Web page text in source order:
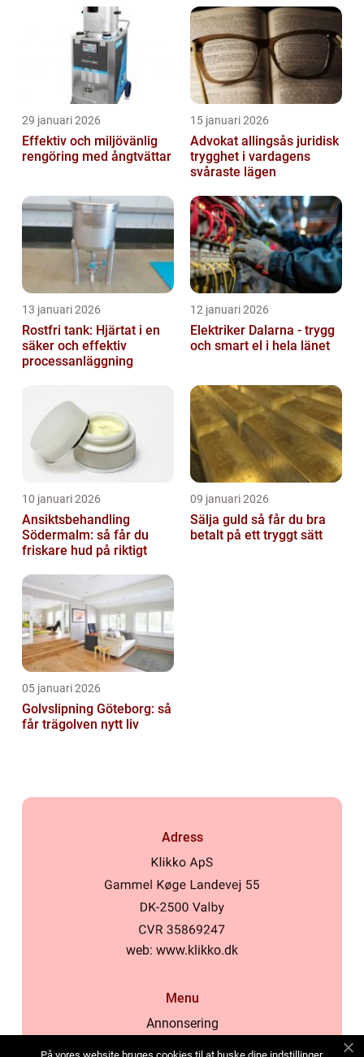
29 januari 2026
Effektiv och miljövänlig
rengöring med ångtvättar
15 januari 2026
Advokat allingsås juridisk
trygghet i vardagens
svåraste lägen
13 januari 2026
Rostfri tank: Hjärtat i en
säker och effektiv
processanläggning
12 januari 2026
Elektriker Dalarna - trygg
och smart el i hela länet
10 januari 2026
Ansiktsbehandling
Södermalm: så får du
friskare hud på riktigt
09 januari 2026
Sälja guld så får du bra
betalt på ett tryggt sätt
05 januari 2026
Golvslipning Göteborg: så
får trägolven nytt liv
Adress
web: www.klikko.dk
Menu
Annonsering